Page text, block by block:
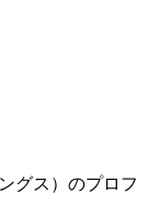
グス）のプロフ